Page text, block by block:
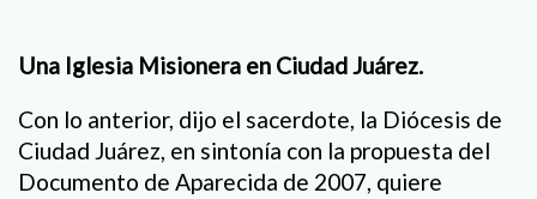
Una Iglesia Misionera en Ciudad Juárez.
Con lo anterior, dijo el sacerdote, la Diócesis de
Ciudad Juárez, en sintonía con la propuesta del
Documento de Aparecida de 2007, quiere